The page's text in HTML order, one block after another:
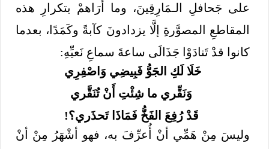
على جَحافلِ الـمَارِقِينَ، وما أرَاهمْ بتكرارِ هذه
المقاطعِ المصوَّرةِ إلَّا يزدادونَ كآبةً وكَمَدًا، بعدما
كانوا قدْ تَنادَوْا جَذَالَى ساعةَ سماعِ نَعيِّهِ:
خَلَا لَكِ الجَوُّ فَبِيضِي وَاصْفِرِي
وَنَقِّري ما شِئْتِ أَنْ تُنَقَّري
قَدْ رُفِعَ الفَخُّ فَمَاذَا تَحذَري؟!
وليسَ مِنْ هَمِّي أنْ أُعرِّفَ به، فهو أشْهَرُ مِنْ أنْ